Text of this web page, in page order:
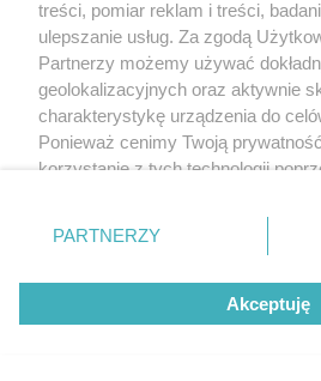
treści, pomiar reklam i treści,
ulepszanie usług. Za zgodą
Partnerzy możemy używać
geolokalizacyjnych oraz aktywnie
charakterystykę urządzenia do
Ponieważ cenimy Twoją
korzystanie z tych technologii
zmienić/wycofać klikając przycisk
znajdujący się w lewym dolnym
rodzaje przetwarzania danych nie
użytkownika, ale masz prawo
przetwarzaniu. Preferencje będą
PARTNERZY
Akceptuję